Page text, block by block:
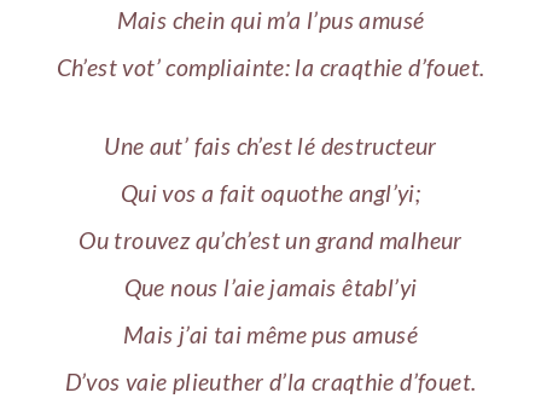
Mais chein qui m’a l’pus amusé
Ch’est vot’ compliainte: la craqthie d’fouet.
Une aut’ fais ch’est lé destructeur
Qui vos a fait oquothe angl’yi;
Ou trouvez qu’ch’est un grand malheur
Que nous l’aie jamais êtabl’yi
Mais j’ai tai même pus amusé
D’vos vaie plieuther d’la craqthie d’fouet.